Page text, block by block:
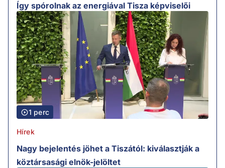
Így spórolnak az energiával Tisza képviselői
1 perc
Hírek
Nagy bejelentés jöhet a Tiszától: kiválasztják a
köztársasági elnök-jelöltet